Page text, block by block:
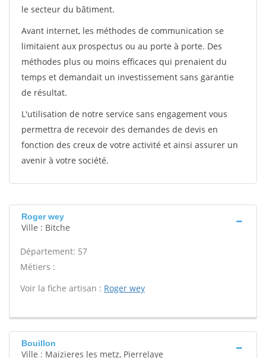
le secteur du bâtiment.
Avant internet, les méthodes de communication se
limitaient aux prospectus ou au porte à porte. Des
méthodes plus ou moins efficaces qui prenaient du
temps et demandait un investissement sans garantie
de résultat.
L'utilisation de notre service sans engagement vous
permettra de recevoir des demandes de devis en
fonction des creux de votre activité et ainsi assurer un
avenir à votre société.
Roger wey
Ville : Bitche
Département: 57
Métiers :
Voir la fiche artisan : Roger wey
Bouillon
Ville : Maizieres les metz, Pierrelaye